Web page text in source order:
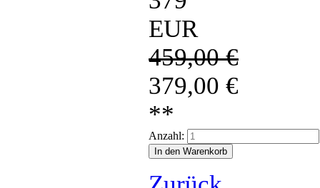
EUR
459,00€
379,00 €
**
Anzahl: